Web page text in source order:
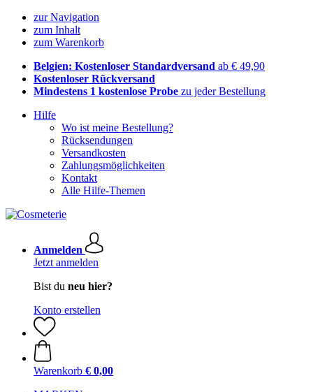
zur Navigation
zum Inhalt
zum Warenkorb
Belgien: Kostenloser Standardversand ab € 49,90
Kostenloser Rückversand
Mindestens 1 kostenlose Probe zu jeder Bestellung
Hilfe
Wo ist meine Bestellung?
Rücksendungen
Versandkosten
Zahlungsmöglichkeiten
Kontakt
Alle Hilfe-Themen
Anmelden
Jetzt anmelden
Bist du neu hier?
Konto erstellen
Warenkorb € 0,00